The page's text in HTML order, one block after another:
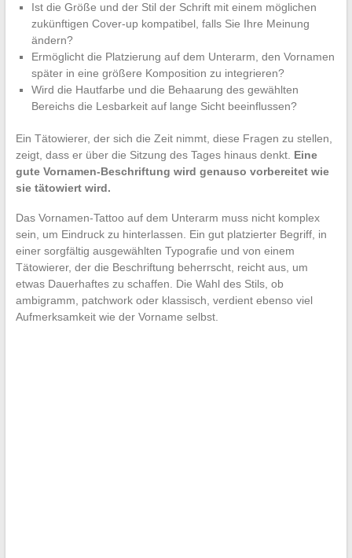
Ist die Größe und der Stil der Schrift mit einem möglichen
zukünftigen Cover-up kompatibel, falls Sie Ihre Meinung
ändern?
Ermöglicht die Platzierung auf dem Unterarm, den Vornamen
später in eine größere Komposition zu integrieren?
Wird die Hautfarbe und die Behaarung des gewählten
Bereichs die Lesbarkeit auf lange Sicht beeinflussen?
Ein Tätowierer, der sich die Zeit nimmt, diese Fragen zu stellen,
zeigt, dass er über die Sitzung des Tages hinaus denkt. Eine
gute Vornamen-Beschriftung wird genauso vorbereitet wie
sie tätowiert wird.
Das Vornamen-Tattoo auf dem Unterarm muss nicht komplex
sein, um Eindruck zu hinterlassen. Ein gut platzierter Begriff, in
einer sorgfältig ausgewählten Typografie und von einem
Tätowierer, der die Beschriftung beherrscht, reicht aus, um
etwas Dauerhaftes zu schaffen. Die Wahl des Stils, ob
ambigramm, patchwork oder klassisch, verdient ebenso viel
Aufmerksamkeit wie der Vorname selbst.